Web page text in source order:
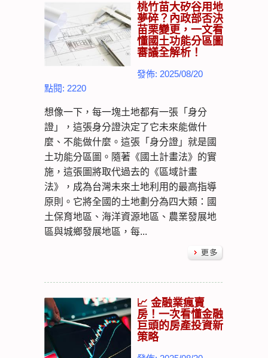
桃竹苗大矽谷用地
夢碎？內政部否決
苗栗變更，一文看
懂國土功能分區圖
審議全解析！
發佈: 2025/08/20
點閱: 2220
想像一下，每一塊土地都有一張「身分
證」，這張身分證決定了它未來能做什
麼、不能做什麼。這張「身分證」就是國
土功能分區圖。隨著《國土計畫法》的實
施，這張圖將取代過去的《區域計畫
法》，成為台灣未來土地利用的最高指導
原則。它將全國的土地劃分為四大類：國
土保育地區、海洋資源地區、農業發展地
區與城鄉發展地區，每...
📈 金融業瘋賣
房！一次看懂金融
巨頭的房產投資新
策略